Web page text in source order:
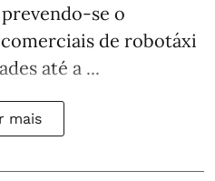
se o
de robotáxi
até a ...
mais